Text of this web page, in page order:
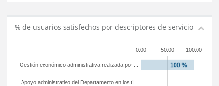
% de usuarios satisfechos por descriptores de servicio
0.00 50.00 100.00
Apoyo administrativo del Departamento en los tí...
Gestión económico-administrativa realizada por ...